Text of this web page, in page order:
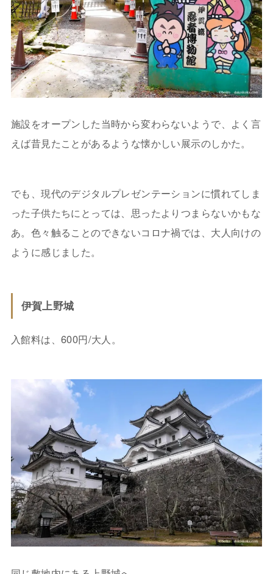
施設をオープンした当時から変わらないようで、よく言
えば昔見たことがあるような懐かしい展示のしかた。
でも、現代のデジタルプレゼンテーションに慣れてしま
った子供たちにとっては、思ったよりつまらないかもな
あ。色々触ることのできないコロナ禍では、大人向けの
ように感じました。
伊賀上野城
入館料は、600円/大人。